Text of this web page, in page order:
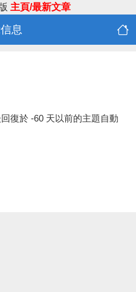
主頁/最新文章
息
復於 -60 天以前的主題自動